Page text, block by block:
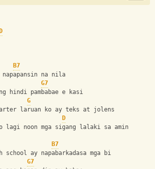
D
B7
napapansin na nila
G7
hindi pambabae e kasi
G
laruan ko ay teks at jolens
D
lagi noon mga sigang lalaki sa amin
B7
school ay napabarkadasa mga bi
G7